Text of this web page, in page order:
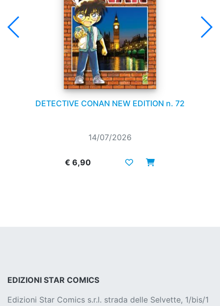
DETECTIVE CONAN NEW EDITION n. 72
14/07/2026
€ 6,90
EDIZIONI STAR COMICS
Edizioni Star Comics s.r.l. strada delle Selvette, 1/bis/1